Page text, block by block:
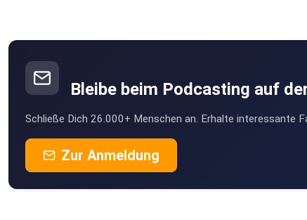
Bleibe beim Podcasting auf
Schließe Dich 26.000+ Menschen an. Erhalte interessante
Zur Anmeldung